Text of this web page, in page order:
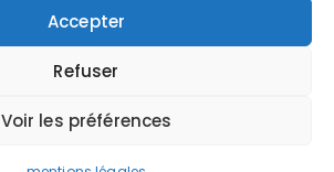
Accepter
Refuser
Voir les préférences